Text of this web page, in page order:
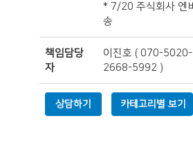
* 7/20 주식회사 엔
송
책임담당
자
이진호 ( 070-
2668-5992)
상담하기 카테고리별 보기